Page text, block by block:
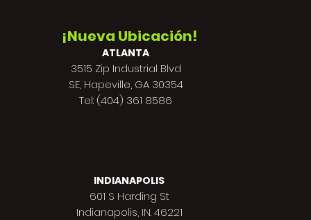
¡Nueva Ubicación!
ATLANTA
3515 Zip Industrial Blvd
SE, Hapeville, GA 30354
Tel: (404) 361 8586
INDIANAPOLIS
601 S Harding St
Indianapolis, IN. 46221